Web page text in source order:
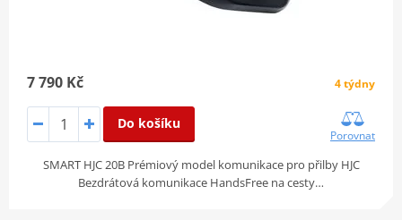
7 790 Kč 4 týdny
Do košíku
Porovnat
SMART HJC 20B Prémiový model komunikace pro přilby HJC
Bezdrátová komunikace HandsFree na cesty…